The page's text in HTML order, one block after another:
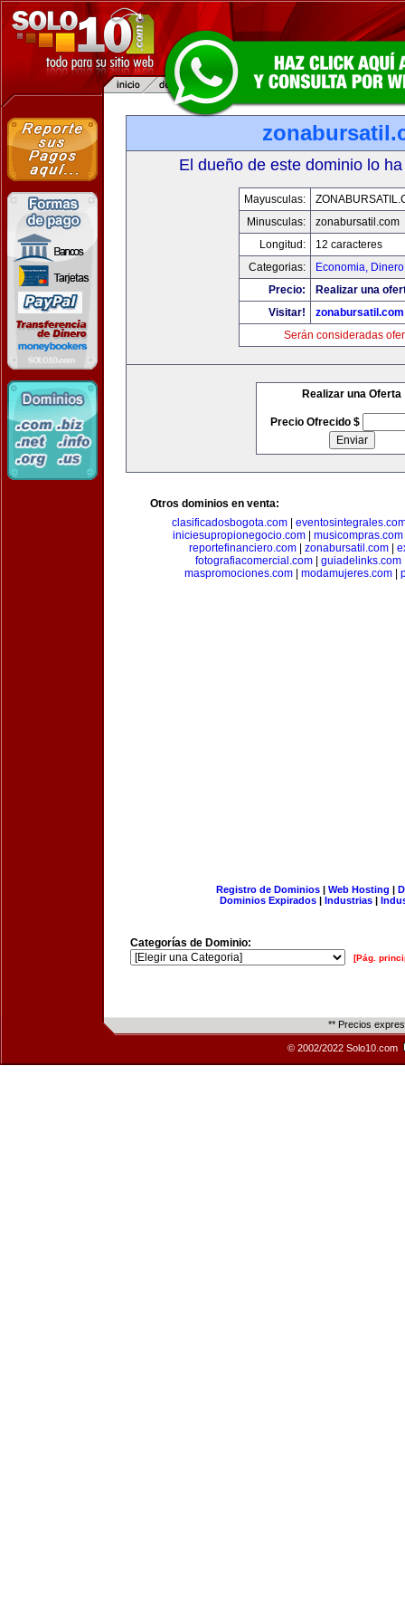
El dueño de este dominio lo
Mayusculas:
Minusculas:
zonabursatil.com
Longitud:
12 caracteres
Categorias:
Economia,
Precio:
Realizar una
Visitar!
zonabursatil.com
Serán consideradas
Realizar una Oferta
Precio Ofrecido $
Otros dominios en venta:
clasificadosbogota.com
iniciesupropionegocio.com
musicompras.com
reportefinanciero.com| zonabursatil.com|
fotografiacomercial.com
guiadelinks.com
maspromociones.com
modamujeres.com
Registro de Dominios| Web Hosting |
Dominios Expirados | Industrias |
Categorías de Dominio:
[Pág.
** Precios
© 2002/2022 Solo10.com